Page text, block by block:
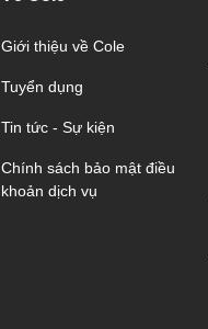
Giới thiệu về Cole
Tuyển dụng
Tin tức - Sự kiện
Chính sách bảo mật điều
khoản dịch vụ